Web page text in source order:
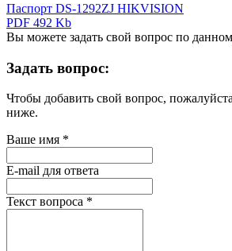
Паспорт DS-1292ZJ HIKVISION
PDF 492 Kb
Вы можете задать свой вопрос по
Задать вопрос:
Чтобы добавить свой вопрос,
ниже.
Ваше имя *
E-mail для ответа
Текст вопроса *